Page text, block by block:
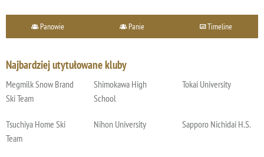
Panowie Panie Timeline
Najbardziej utytułowane kluby
Megmilk Snow Brand
Ski Team
Shimokawa High
School
Tokai University
Tsuchiya Home Ski
Team
Nihon University Sapporo Nichidai H.S.